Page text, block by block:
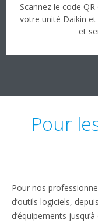
Scannez le code
votre unité Daikin
et
Pour
Pour nos
d’outils logiciels,
d’équipements